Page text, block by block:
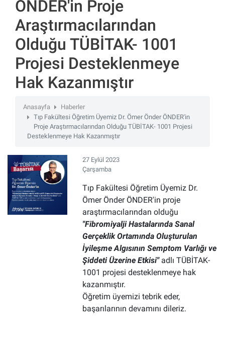
ÖNDER'in Proje
Araştırmacılarından
Olduğu TÜBİTAK- 1001
Projesi Desteklenmeye
Hak Kazanmıştır
Anasayfa
Haberler
Tıp Fakültesi Öğretim Üyemiz Dr. Ömer Önder ÖNDER'in
Proje Araştırmacılarından Olduğu TÜBİTAK- 1001 Projesi
Desteklenmeye Hak Kazanmıştır
27 Eylül 2023
Çarşamba
Tıp Fakültesi Öğretim Üyemiz Dr.
Ömer Önder ÖNDER'in proje
araştırmacılarından olduğu
"Fibromiyalji Hastalarında Sanal
Gerçeklik Ortamında Oluşturulan
İyileşme Algısının Semptom Varlığı ve
Şiddeti Üzerine Etkisi" adlı TÜBİTAK-
1001 projesi desteklenmeye hak
kazanmıştır.
Öğretim üyemizi tebrik eder,
başarılarının devamını dileriz.